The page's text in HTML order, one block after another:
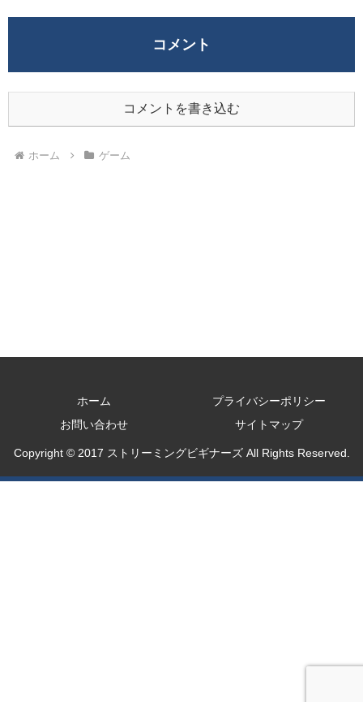
コメント
コメントを書き込む
ホーム ゲーム
ホーム
プライバシーポリシー
お問い合わせ
サイトマップ
Copyright © 2017 ストリーミングビギナーズ All Rights Reserved.